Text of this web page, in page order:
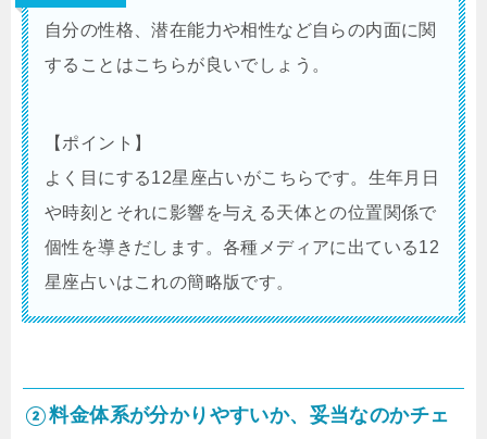
自分の性格、潜在能力や相性など自らの内面に関
することはこちらが良いでしょう。
【ポイント】
よく目にする12星座占いがこちらです。生年月日
や時刻とそれに影響を与える天体との位置関係で
個性を導きだします。各種メディアに出ている12
星座占いはこれの簡略版です。
②料金体系が分かりやすいか、妥当なのかチェ